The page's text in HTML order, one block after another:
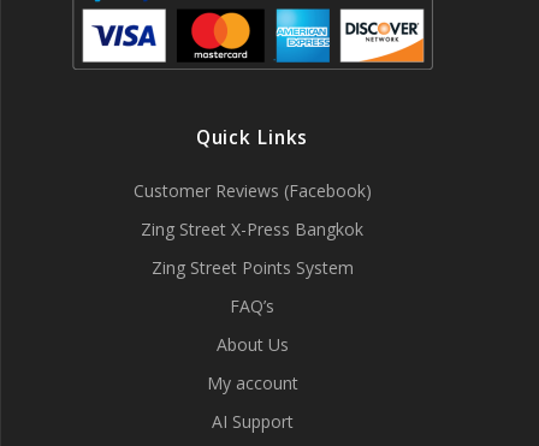
Quick Links
Customer Reviews (Facebook)
Zing Street X-Press Bangkok
Zing Street Points System
FAQ’s
About Us
My account
AI Support